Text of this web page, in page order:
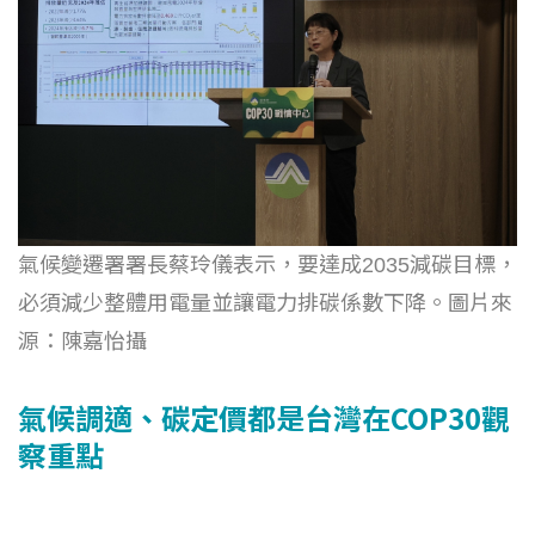
氣候變遷署署長蔡玲儀表示，要達成2035減碳目標，
必須減少整體用電量並讓電力排碳係數下降。圖片來
源：陳嘉怡攝
氣候調適、碳定價都是台灣在COP30觀
察重點